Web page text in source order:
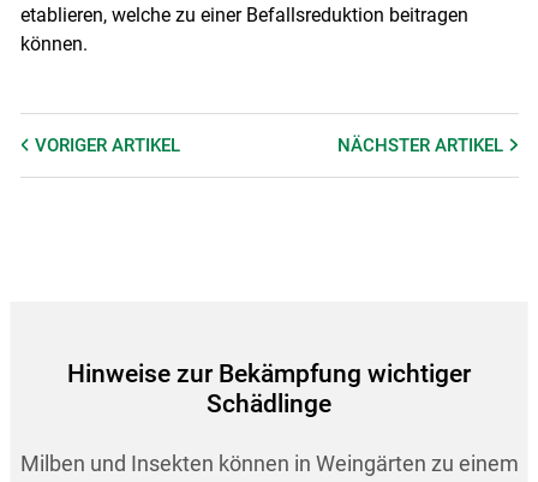
etablieren, welche zu einer Befallsreduktion beitragen
können.
VORIGER ARTIKEL NÄCHSTERARTIKEL
Hinweise zur Bekämpfung wichtiger
Schädlinge
Milben und Insekten können in Weingärten zu einem